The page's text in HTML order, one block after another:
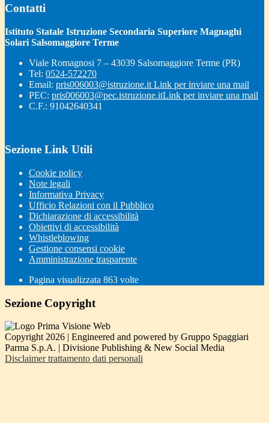
Contatti
Istituto Statale Istruzione Secondaria Superiore Magnaghi
Solari Salsomaggiore Terme
Viale Romagnosi 7 – 43039 Salsomaggiore Terme (PR)
Tel: 0524-572270
Email: pris006003@istruzione.it Link per inviare una mail
PEC: pris006003@pec.istruzione.itLink per inviare una mail
C.F.: 91042640341
Sezione Link Utili
Cookie policy
Note legali
Informativa Privacy
Ufficio Relazioni con il Pubblico
Dichiarazione di accessibilità
Obiettivi di accessibilità
Whistleblowing
Gestione consensi cookie
Amministrazione trasparente
Pagina visualizzata 863 volte
Sezione Copyright
Copyright 2026 | Engineered and powered by Gruppo Spaggiari
Parma S.p.A. | Divisione Publishing & New Social Media
Disclaimer trattamento dati personali